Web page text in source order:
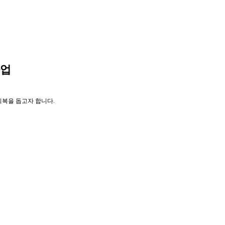
을 돕고자 합니다.